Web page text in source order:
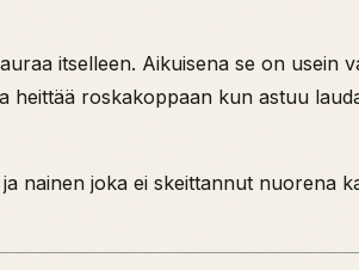
itselleen. Aikuisena se on usein
roskakoppaan kun astuu
nainen joka ei skeittannut nuorena